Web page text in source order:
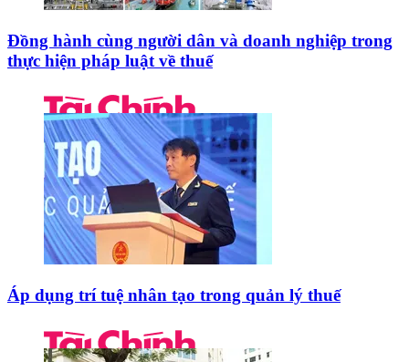
Đồng hành cùng người dân và doanh nghiệp trong
thực hiện pháp luật về thuế
Áp dụng trí tuệ nhân tạo trong quản lý thuế